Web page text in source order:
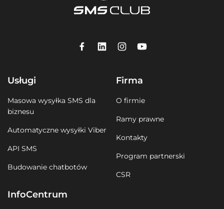
Usługi
Masowa wysyłka SMS dla
biznesu
Automatyczne wysyłki Viber
API SMS
Budowanie chatbotów
Firma
O firmie
Ramy prawne
Kontakty
Program partnerski
CSR
InfoCentrum